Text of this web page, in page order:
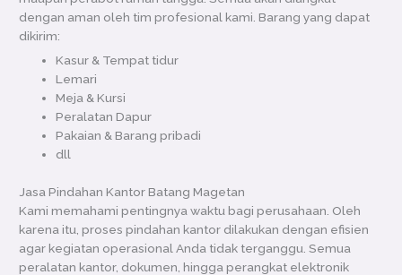
dengan aman oleh tim profesional kami. Barang yang dapat
dikirim:
Kasur & Tempat tidur
Lemari
Meja & Kursi
Peralatan Dapur
Pakaian & Barang pribadi
dll
Jasa Pindahan Kantor Batang Magetan
Kami memahami pentingnya waktu bagi perusahaan. Oleh
karena itu, proses pindahan kantor dilakukan dengan efisien
agar kegiatan operasional Anda tidak terganggu. Semua
peralatan kantor, dokumen, hingga perangkat elektronik